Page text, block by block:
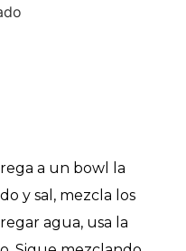
a un bowl la
y sal, mezcla los
agua, usa la